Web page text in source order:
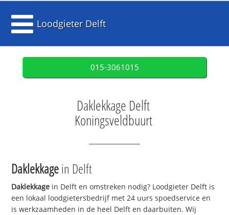
Loodgieter Delft
015-3061015
Daklekkage Delft
Koningsveldbuurt
Daklekkagein Delft
Daklekkage in Delft en omstreken nodig? Loodgieter Delft is
een lokaal loodgietersbedrijf met 24 uurs spoedservice en
is werkzaamheden in de heel Delft en daarbuiten. Wij